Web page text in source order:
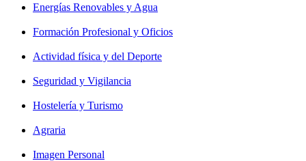
Energías Renovables y Agua
Formación Profesional y Oficios
Actividad física y del Deporte
Seguridad y Vigilancia
Hostelería y Turismo
Agraria
Imagen Personal